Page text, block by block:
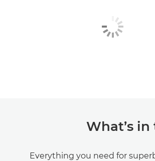
What’s
Everything you need for